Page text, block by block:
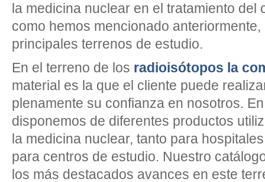
la medicina nuclear en el tratamiento del
como hemos mencionado
principales terrenos de estudio.
En el terreno de los radioisótopos la
material es la que el cliente puede
plenamente su confianza en nosotros.
disponemos de diferentes productos
la medicina nuclear, tanto para
para centros de estudio. Nuestro
los más destacados avances en este